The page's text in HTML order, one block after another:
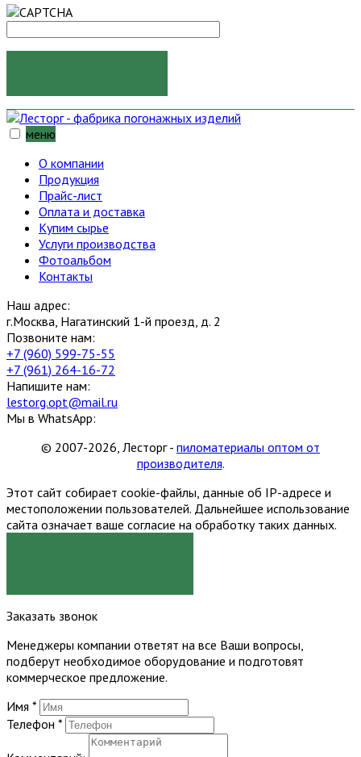
меню
О компании
Продукция
Прайс-лист
Оплата и доставка
Купим сырье
Услуги производства
Фотоальбом
Контакты
Наш адрес:
г.Москва, Нагатинский 1-й проезд, д. 2
Позвоните нам:
+7 (960) 599-75-55
+7 (961) 264-16-72
Напишите нам:
lestorg.opt@mail.ru
Мы в WhatsApp:
© 2007-2026, Лесторг - пиломатериалы оптом от
производителя.
Этот сайт собирает cookie-файлы, данные об IP-адресе и
местоположении пользователей. Дальнейшее использование
сайта означает ваше согласие на обработку таких данных.
Заказать звонок
Менеджеры компании ответят на все Ваши вопросы,
подберут необходимое оборудование и подготовят
коммерческое предложение.
Имя *
Телефон *